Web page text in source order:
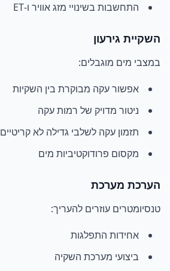
התחשבות בשינויי מזג אוויר ו-ET
השקיית גירעון
במצבי מים מוגבלים:
אפשור עקה מבוקרת בין השקיות
ניטור מדויק של רמות עקה
תזמון עקה לשלבי גדילה לא קריטיים
מקסום פרודוקטיביות מים
הערכת מערכת
טנסיומטרים עוזרים להעריך:
אחידות התפלגות
ביצועי מערכת השקיה